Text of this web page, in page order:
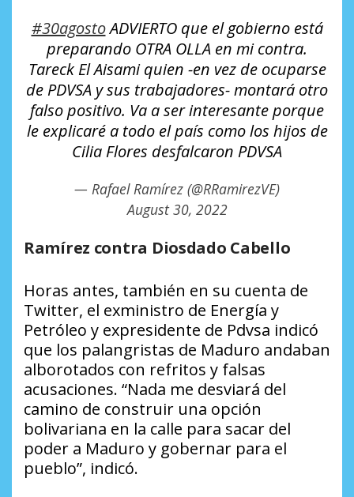
#30agostoADVIERTO que el gobierno está
preparando OTRA OLLA en mi contra.
Tareck El Aisami quien -en vez de ocuparse
de PDVSA y sus trabajadores- montará otro
falso positivo. Va a ser interesante porque
le explicaré a todo el país como los hijos de
Cilia Flores desfalcaron PDVSA
— Rafael Ramírez (@RRamirezVE)
August 30, 2022
Ramírez contra Diosdado Cabello
Horas antes, también en su cuenta de
Twitter, el exministro de Energía y
Petróleo y expresidente de Pdvsa indicó
que los palangristas de Maduro andaban
alborotados con refritos y falsas
acusaciones. “Nada me desviará del
camino de construir una opción
bolivariana en la calle para sacar del
poder a Maduro y gobernar para el
pueblo”, indicó.